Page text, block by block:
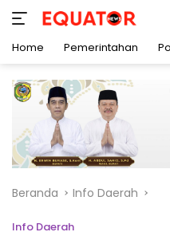
konten
Home Pemerintahan
Beranda Info Daerah
Info Daerah